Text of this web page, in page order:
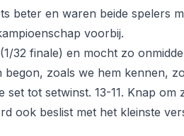
beter en waren beide spelers
voorbij.
32 finale) en mocht zo
begon, zoals we hem kennen,
set tot setwinst. 13-11. Knap
ook beslist met het kleinste